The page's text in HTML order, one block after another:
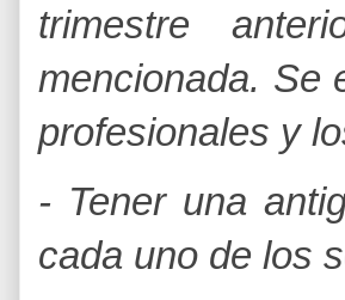
trimestre
mencionada. Se
profesionales y
- Tener una
cada uno de los